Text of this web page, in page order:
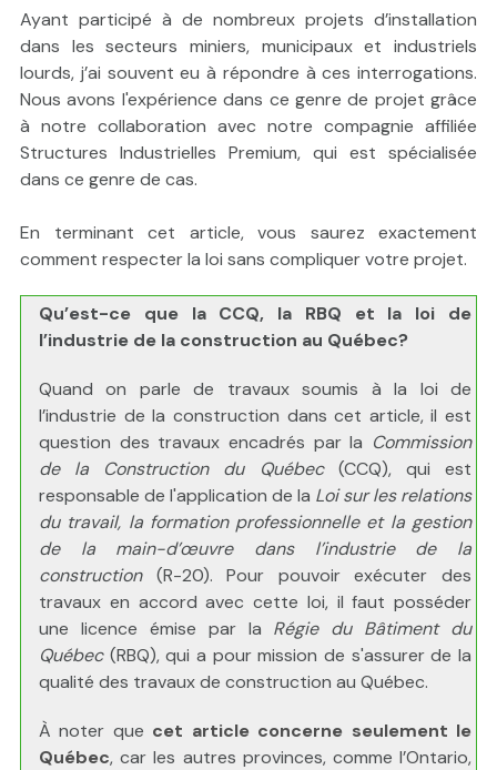
Ayant participé à de nombreux projets d’installation
dans les secteurs miniers, municipaux et industriels
lourds, j’ai souvent eu à répondre à ces interrogations.
Nous avons l'expérience dans ce genre de projet grâce
à notre collaboration avec notre compagnie affiliée
Structures Industrielles Premium, qui est spécialisée
dans ce genre de cas.
En terminant cet article, vous saurez exactement
comment respecter la loi sans compliquer votre projet.
Qu’est-ce que la CCQ, la RBQ et la loi de
l’industrie de la construction au Québec?
Quand on parle de travaux soumis à la loi de
l’industrie de la construction dans cet article, il est
question des travaux encadrés par la Commission
de la Construction du Québec(CCQ), qui est
responsable de l'application de la Loi sur les relations
du travail, la formation professionnelle et la gestion
de la main-d’œuvre dans l’industrie de la
construction(R-20). Pour pouvoir exécuter des
travaux en accord avec cette loi, il faut posséder
une licence émise par la Régie du Bâtiment du
Québec(RBQ), qui a pour mission de s'assurer de la
qualité des travaux de construction au Québec.
À noter que cet article concerne seulement le
Québec, car les autres provinces, comme l’Ontario,